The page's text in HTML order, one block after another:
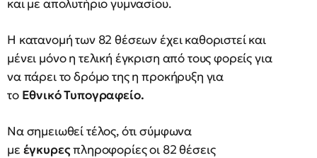
και με απολυτήριο γυμνασίου.
Η κατανομή των 82 θέσεων έχει καθοριστεί και
μένει μόνο η τελική έγκριση από τους φορείς για
να πάρει το δρόμο της η προκήρυξη για
το Εθνικό Τυπογραφείο.
Να σημειωθεί τέλος, ότι σύμφωνα
με έγκυρεςπληροφορίες οι 82 θέσεις